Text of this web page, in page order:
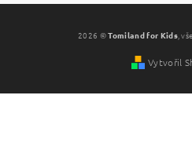
2026 ©Tomiland for Kids,
Vytvořil